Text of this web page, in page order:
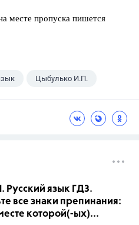
месте пропуска пишется
Цыбулько И.П.
Русский язык ГДЗ.
все знаки препинания:
которой(-ых)...